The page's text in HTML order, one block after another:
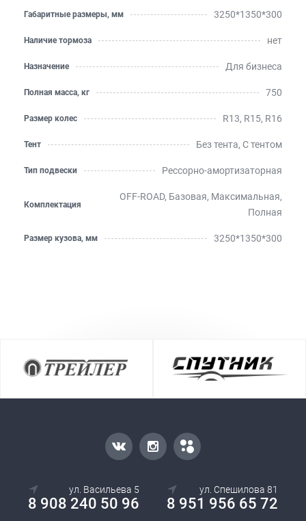
Габаритные размеры, мм 3250*1350*300
Наличие тормоза нет
Назначение Для бизнеса
Полная масса, кг 750
Размер колес R13, R15, R16
Тент Без тента, С тентом
Тип подвески Рессорно-амортизаторная
Комплектация
OFF-ROAD, Базовая, Максимальная,
Полная
Размер кузова, мм 3250*1350*300
ул. Васильева 5
8 908 240 50 96
ул. Спешилова 81
8 951 956 65 72